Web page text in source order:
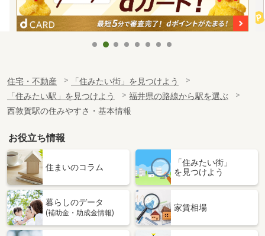
住宅・不動産
「住みたい街」を見つけよう
「住みたい駅」を見つけよう
福井県の路線から駅を選ぶ
西敦賀駅の住みやすさ・基本情報
お役立ち情報
住まいのコラム
「住みたい街」
を見つけよう
暮らしのデータ
(補助金・助成金情報)
家賃相場